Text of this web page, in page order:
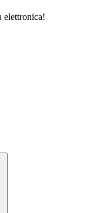
elettronica!